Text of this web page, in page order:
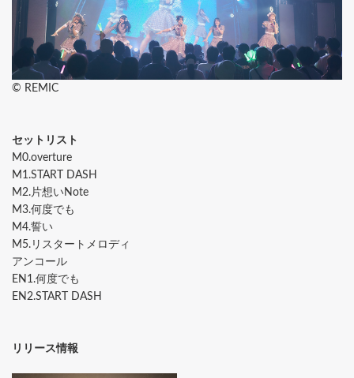
©︎ REMIC
セットリスト
M0.overture
M1.START DASH
M2.片想いNote
M3.何度でも
M4.誓い
M5.リスタートメロディ
アンコール
EN1.何度でも
EN2.START DASH
リリース情報